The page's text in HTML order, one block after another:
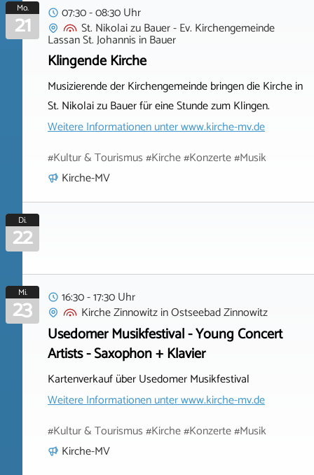
Mo.
21
07:30 - 08:30 Uhr
St. Nikolai zu Bauer - Ev. Kirchengemeinde
Lassan St. Johannis inBauer
Klingende Kirche
Musizierende der Kirchengemeinde bringen die Kirche in
St. Nikolai zu Bauer für eine Stunde zum Klingen.
Weitere Informationen unterwww.kirche-mv.de
#Kultur & Tourismus #Kirche #Konzerte #Musik
Kirche-MV
Di.
22
Mi.
23
16:30 - 17:30 Uhr
Kirche ZinnowitzinOstseebad Zinnowitz
Usedomer Musikfestival - Young Concert
Artists - Saxophon + Klavier
Kartenverkauf über Usedomer Musikfestival
Weitere Informationen unterwww.kirche-mv.de
#Kultur & Tourismus #Kirche #Konzerte #Musik
Kirche-MV